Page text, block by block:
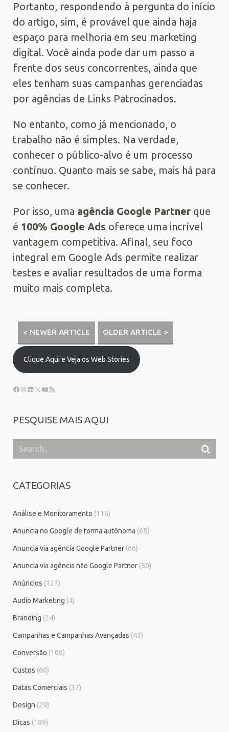
Portanto, respondendo à pergunta do início
do artigo, sim, é provável que ainda haja
espaço para melhoria em seu marketing
digital. Você ainda pode dar um passo a
frente dos seus concorrentes, ainda que
eles tenham suas campanhas gerenciadas
por agências de Links Patrocinados.
No entanto, como já mencionado, o
trabalho não é simples. Na verdade,
conhecer o público-alvo é um processo
contínuo. Quanto mais se sabe, mais há para
se conhecer.
Por isso, uma agência Google Partner que
é 100% Google Ads oferece uma incrível
vantagem competitiva. Afinal, seu foco
integral em Google Ads permite realizar
testes e avaliar resultados de uma forma
muito mais completa.
< NEWER ARTICLE OLDER ARTICLE >
Clique Aqui e Veja os Web Stories
PESQUISE MAIS AQUI
CATEGORIAS
Análise e Monitoramento (115)
Anuncia no Google de forma autônoma (65)
Anuncia via agência Google Partner (66)
Anuncia via agência não Google Partner (50)
Anúncios (127)
Audio Marketing (4)
Branding (24)
Campanhas e Campanhas Avançadas (43)
Conversão (100)
Custos (60)
Datas Comerciais (37)
Design (29)
Dicas (189)